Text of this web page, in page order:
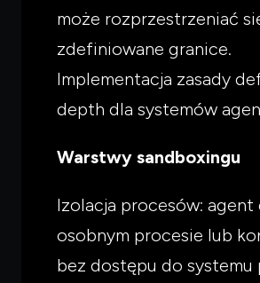
może rozprzestrzeniać
zdefiniowane granice.
Implementacja zasady
depth dla systemów
Warstwy sandboxingu
Izolacja procesów: agent
osobnym procesie lub
bez dostępu do systemu